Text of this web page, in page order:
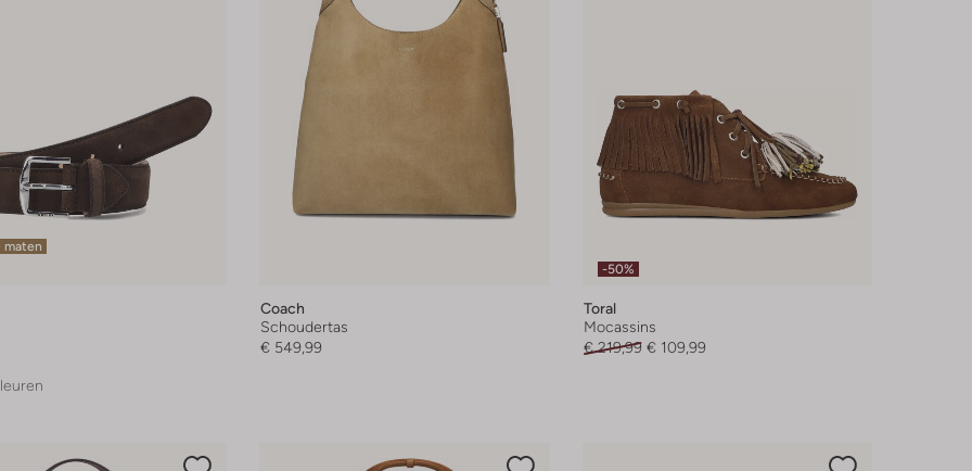
maten
Coach
Schoudertas
€ 549,99
-50%
Toral
Mocassins
€ 219,99 € 109,99